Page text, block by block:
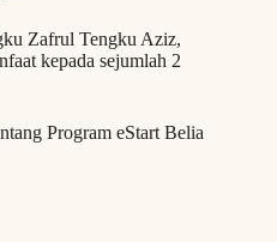
Zafrul Tengku Aziz,
kepada sejumlah 2
Program eStart Belia